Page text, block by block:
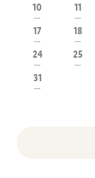
10
---
11
---
17
---
18
---
24
---
25
---
31
---